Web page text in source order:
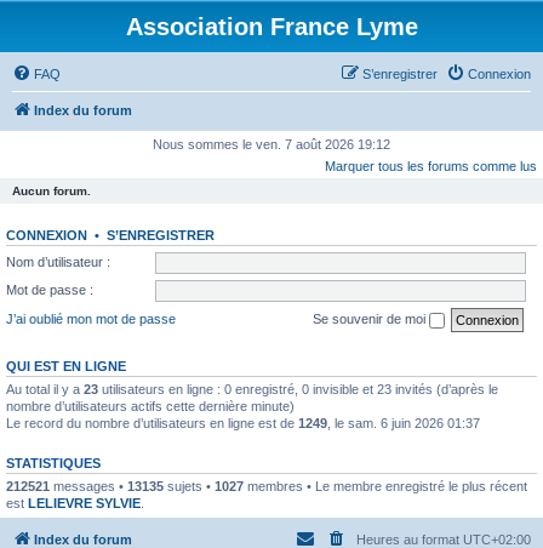
Association France Lyme
FAQ Connexion
S’enregistrer
Index du forum
Nous sommes le ven. 7 août 2026 19:12
Marquer tous les forums comme lus
Aucun forum.
CONNEXION • S’ENREGISTRER
Nom d’utilisateur :
Mot de passe :
J’ai oublié mon mot de passe
Se souvenir de moi
QUI EST EN LIGNE
Au total il y a 23 utilisateurs en ligne : 0 enregistré, 0 invisible et 23 invités (d’après le
nombre d’utilisateurs actifs cette dernière minute)
Le record du nombre d’utilisateurs en ligne est de 1249 , le sam. 6 juin 2026 01:37
STATISTIQUES
212521 messages • 13135 sujets • 1027 membres • Le membre enregistré le plus récent
est LELIEVRE SYLVIE
Index du forum Heures au format UTC+02:00